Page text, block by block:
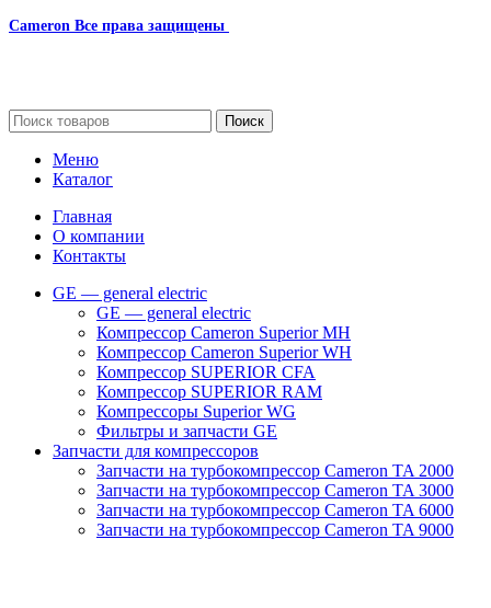
Cameron Все права защищены
Поиск
Меню
Каталог
Главная
О компании
Контакты
GE — general electric
GE — general electric
Компрессор Cameron Superior MH
Компрессор Cameron Superior WH
Компрессор SUPERIOR CFA
Компрессор SUPERIOR RAM
Компрессоры Superior WG
Фильтры и запчасти GE
Запчасти для компрессоров
Запчасти на турбокомпрессор Cameron TA 2000
Запчасти на турбокомпрессор Cameron TA 3000
Запчасти на турбокомпрессор Cameron TA 6000
Запчасти на турбокомпрессор Cameron TA 9000